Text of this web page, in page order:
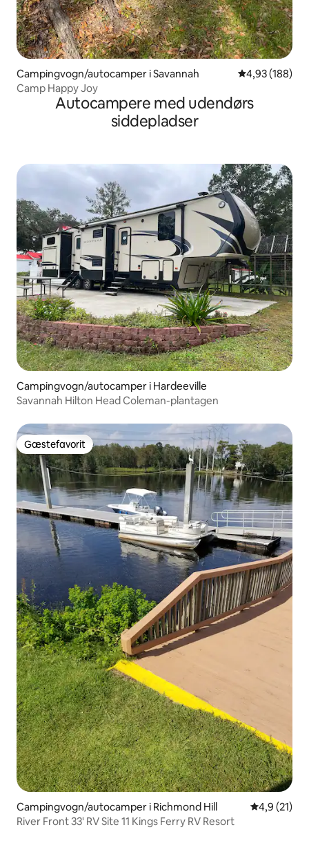
Campingvogn/autocamper i Savannah 4,93 ud af 5 i
4,93 (188)
Camp Happy Joy
Autocampere med udendørs
siddepladser
Campingvogn/autocamper i Hardeeville
Savannah Hilton Head Coleman-plantagen
Gæstefavorit
Gæstefavorit
Campingvogn/autocamper i Richmond Hill 4,9 ud af 5
4,9 (21)
River Front 33' RV Site 11 Kings Ferry RV Resort